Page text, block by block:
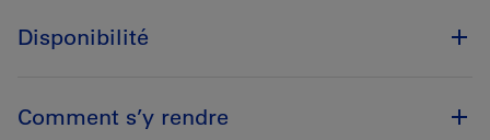
Disponibilité
Comment s’y rendre